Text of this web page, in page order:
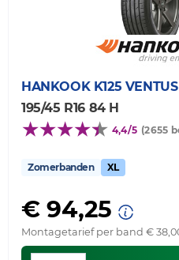
HANKOOK K125
195/45 R16 84 H
4,4/5 (2655
Zomerbanden XL
€ 94,25
Montagetarief per band €